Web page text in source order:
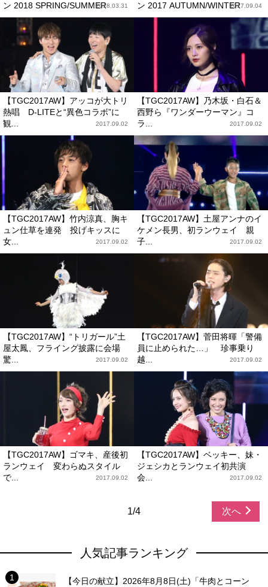
ン 2018 SPRING/SUMMER2018.03.31
ン 2017 AUTUMN/WINTER2017.09.04
【TGC2017AW】アッコが大トリ
熱唱 D-LITEと“異色コラボ”に
観...
2017.09.02
【TGC2017AW】乃木坂・白石＆
西野ら『ワンダーウーマン』コ
ラ...
2017.09.02
【TGC2017AW】竹内涼真、胸キ
ュン仕草を連発 投げキッスに
女...
2017.09.02
【TGC2017AW】土屋アンナのイ
ケメン長男、初ランウェイ 親
子...
2017.09.02
【TGC2017AW】“トリガール”土
屋太鳳、フライング披露に会場
驚...
2017.09.02
【TGC2017AW】菅田将暉「警備
員に止められた…」 珍事乗り
越...
2017.09.02
【TGC2017AW】ゴマキ、産後初
ランウェイ 変わらぬスタイル
で...
2017.09.02
【TGC2017AW】ベッキー、妹・
ジェシカとランウェイ初共演
会...
2017.09.02
1/4 次へ
人気記事ランキング
【今日の献立】2026年8月8日(土)「牛肉とコーン